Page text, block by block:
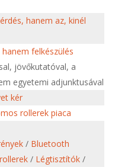
hanem az, kinél
felkészülés
jövőkutatóval, a
egyetemi adjunktusával
kér
rollerek piaca
/ Bluetooth
/ Légtisztítók/